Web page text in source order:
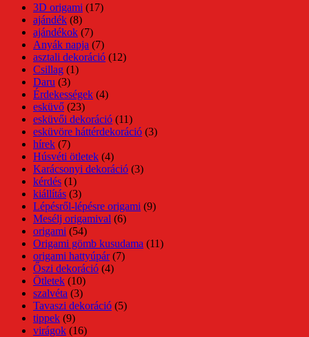
3D origami (17)
ajándék (8)
ajándékok (7)
Anyák napja (7)
asztali dekoráció (12)
Csillag (1)
Daru (3)
Érdekességek (4)
esküvő (23)
esküvői dekoráció (11)
esküvöre háttérdekoráció (3)
hírek (7)
Húsvéti ötletek (4)
Karácsonyi dekoráció (3)
kérdés (1)
kiállítás (3)
Lépésről-lépésre origami (9)
Mesélj origamival (6)
origami (54)
Origami gömb kusudama (11)
origami hattyúpár(7)
Őszi dekoráció (4)
Ötletek (10)
szalvéta (3)
Tavaszi dekoráció (5)
tippek (9)
virágok (16)